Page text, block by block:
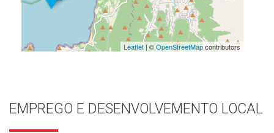
Leaflet| ©OpenStreetMapcontributors
EMPREGO E DESENVOLVEMENTO LOCAL